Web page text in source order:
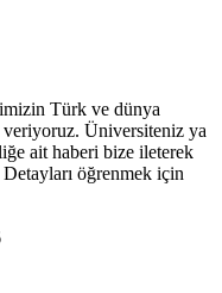
Türk ve dünya
Üniversiteniz ya
ait haberi bize ileterek
öğrenmek için